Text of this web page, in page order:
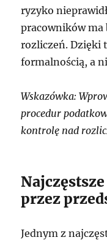
ryzyko
pracowników ma
rozliczeń. Dzięki
formalnością, a
Wskazówka:
procedur
kontrolę nad
przez
Jednym z